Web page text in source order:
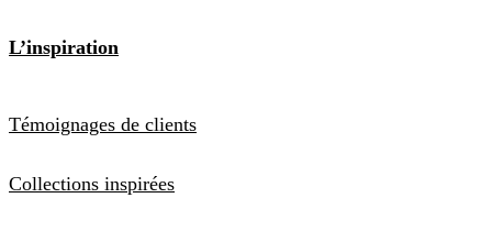
L’inspiration
Témoignages de clients
Collections inspirées